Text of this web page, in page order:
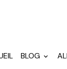
BLOG